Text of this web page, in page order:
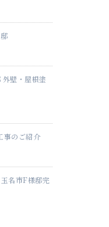
外壁・屋根塗
事のご紹介
名市F様邸完